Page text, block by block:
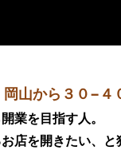
山から３０−４
業を目指す人。
店を開きたい、と